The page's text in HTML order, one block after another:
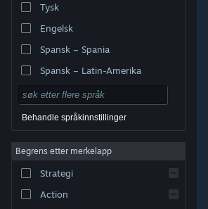
© Valve Corporation. Alle rettigheter reservert. Alle
Retningslinjer for personvern
Tilgjengelighet
|Steams abonnementsavtale
Refusjoner
Tysk
Engelsk
Spansk – Spania
Spansk – Latin-Amerika
Behandle språkinnstillinger
Begrens etter merkelapp
Strategi
Action